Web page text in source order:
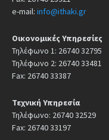
e-mail: info@ithaki.gr
Οικονομικές Υπηρεσίες
Τηλέφωνο 1: 26740 32795
Τηλέφωνο 2: 26740 33481
Fax: 26740 33387
Τεχνική Υπηρεσία
Τηλέφωνο: 26740 32529
Fax: 26740 33197